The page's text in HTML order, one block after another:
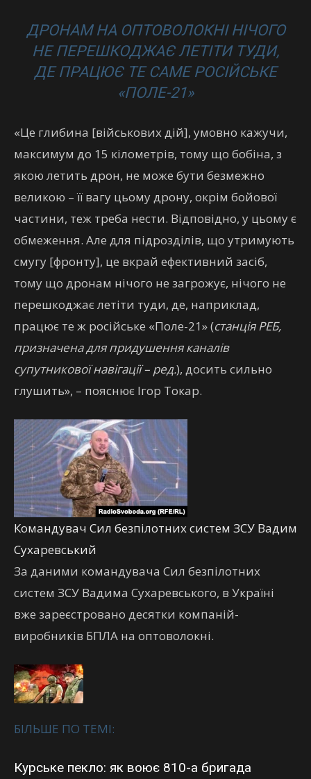
ДРОНАМ НА ОПТОВОЛОКНІ НІЧОГО
НЕ ПЕРЕШКОДЖАЄ ЛЕТІТИ ТУДИ,
ДЕ ПРАЦЮЄ ТЕ САМЕ РОСІЙСЬКЕ
«ПОЛЕ-21»
«Це глибина [військових дій], умовно кажучи,
максимум до 15 кілометрів, тому що бобіна, з
якою летить дрон, не може бути безмежно
великою – її вагу цьому дрону, окрім бойової
частини, теж треба нести. Відповідно, у цьому є
обмеження. Але для підрозділів, що утримують
смугу [фронту], це вкрай ефективний засіб,
тому що дронам нічого не загрожує, нічого не
перешкоджає летіти туди, де, наприклад,
працює те ж російське «Поле-21» (станція РЕБ,
призначена для придушення каналів
супутникової навігації – ред.), досить сильно
глушить», – пояснює Ігор Токар.
Командувач Сил безпілотних систем ЗСУ Вадим
Сухаревський
За даними командувача Сил безпілотних
систем ЗСУ Вадима Сухаревського, в Україні
вже зареєстровано десятки компаній-
виробників БПЛА на оптоволокні.
БІЛЬШЕ ПО ТЕМІ:
Курське пекло: як воює 810-а бригада